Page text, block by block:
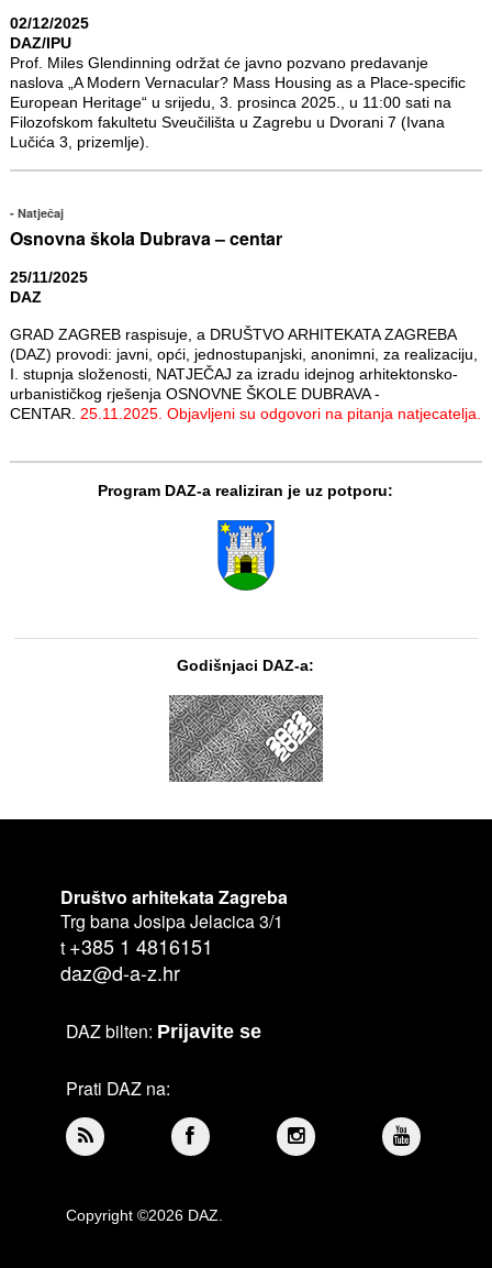
02/12/2025
DAZ/IPU
Prof. Miles Glendinning održat će javno pozvano predavanje
naslova „A Modern Vernacular? Mass Housing as a Place-specific
European Heritage“ u srijedu, 3. prosinca 2025., u 11:00 sati na
Filozofskom fakultetu Sveučilišta u Zagrebu u Dvorani 7 (Ivana
Lučića 3, prizemlje).
Natječaj
Osnovna škola Dubrava – centar
25/11/2025
DAZ
GRAD ZAGREB raspisuje, a DRUŠTVO ARHITEKATA ZAGREBA
(DAZ) provodi: javni, opći, jednostupanjski, anonimni, za realizaciju,
I. stupnja složenosti, NATJEČAJ za izradu idejnog arhitektonsko-
urbanističkog rješenja OSNOVNE ŠKOLE DUBRAVA -
CENTAR. 25.11.2025. Objavljeni su odgovori na pitanja natjecatelja.
Program DAZ-a realiziran je uz potporu:
Godišnjaci DAZ-a:
Društvo arhitekata Zagreba
Trg bana Josipa Jelacica 3/1
t +385 1 4816151
daz@d-a-z.hr
DAZ bilten: Prijavite se
Prati DAZ na:
Copyright ©2026 DAZ.